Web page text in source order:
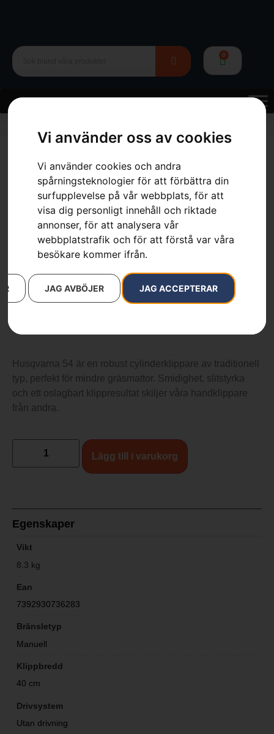
Vi använder oss av cookies
Vi använder cookies och andra
spårningsteknologier för att förbättra din
surfupplevelse på vår webbplats, för att
visa dig personligt innehåll och riktade
annonser, för att analysera vår
webbplatstrafik och för att förstå var våra
besökare kommer ifrån.
JAG ACCEPTERAR
JAG AVBÖJER
0
Exclusive 54
HUSQVARNA Exclusive 54
Artikelnummer: 964914001
Kategorier: Gräsklippare,Trädgård
Varumärken:Husqvarna
1 290kr
Husqvarna 54 är en robust cylinderklippare av traditionell
typ, perfekt för mindre gräsmattor. Smidighet, slitstyrka
och ett oslagbart klippresultat skiljer våra handklippare
från andra.
Lägg till i varukorg
Egenskaper
Vikt
8.3 kg
Ean
7392930736283
Bränsletyp
Manuell
Klippbredd
40 cm
Drivsystem
Utan drivning